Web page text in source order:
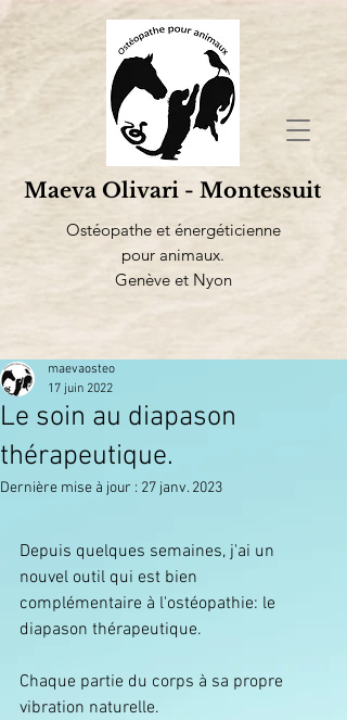
Ostéopathe et énergéticienne
pour animaux.
Genève et Nyon
Maeva Olivari - Montessuit
Le soin au diapason
thérapeutique.
maevaosteo
17 juin 2022
Dernière mise à jour : 27 janv. 2023
Depuis quelques semaines, j'ai un
nouvel outil qui est bien
complémentaire à l'ostéopathie: le
diapason thérapeutique.
Chaque partie du corps à sa propre
vibration naturelle.